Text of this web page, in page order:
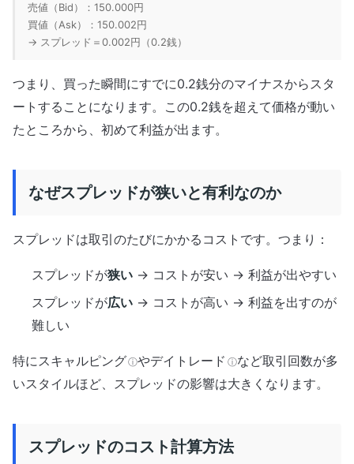
売値（Bid）：150.000円
買値（Ask）：150.002円
→ スプレッド＝0.002円（0.2銭）
つまり、買った瞬間にすでに0.2銭分のマイナスからスタ
ートすることになります。この0.2銭を超えて価格が動い
たところから、初めて利益が出ます。
なぜスプレッドが狭いと有利なのか
スプレッドは取引のたびにかかるコストです。つまり：
スプレッドが狭い → コストが安い → 利益が出やすい
スプレッドが広い → コストが高い → 利益を出すのが
難しい
特にスキャルピングⓘやデイトレード ⓘなど取引回数が多
いスタイルほど、スプレッドの影響は大きくなります。
スプレッドのコスト計算方法